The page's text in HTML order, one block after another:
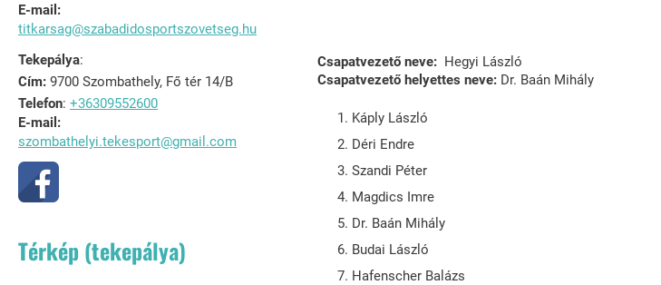
E-mail:
titkarsag@szabadidosportszovetseg.hu
Tekepálya:
Cím: 9700 Szombathely, Fő tér 14/B
Telefon: +36309552600
E-mail:
szombathelyi.tekesport@gmail.com
Térkép (tekepálya)
Csapatvezető neve: Hegyi László
Csapatvezető helyettes neve: Dr. Baán Mihály
Káply László
Déri Endre
Szandi Péter
Magdics Imre
Dr. Baán Mihály
Budai László
Hafenscher Balázs